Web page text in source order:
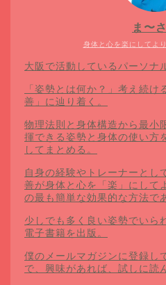
身体と心を楽にしてよ
ま〜
大阪で活動しているパーソナ
「姿勢とは何か？」考え続け
善」に辿り着く。
物理法則と身体構造から最小
揮できる姿勢と身体の使い
してまとめる。
自身の経験やトレーナーとし
善が身体と心を「楽」にして
の最も簡単な効果的な方法で
少しでも多く良い姿勢でいら
電子書籍を出版。
僕のメールマガジンに登録し
で、興味があれば、試しに読